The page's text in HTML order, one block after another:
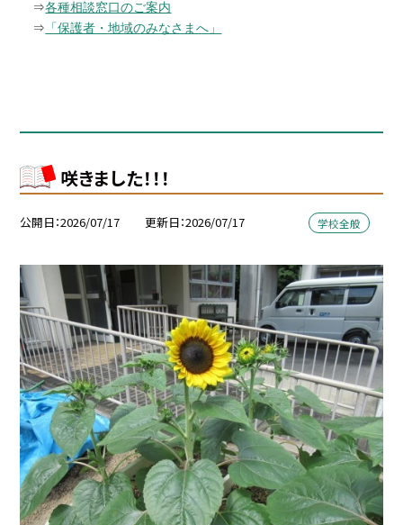
⇒各種相談窓口のご案内
⇒ 「保護者・地域のみなさまへ」
咲きました！！！
公開日 2026/07/17 更新日 2026/07/17 学校全般